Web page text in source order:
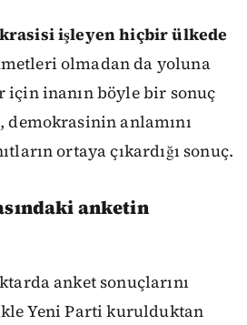
işleyen hiçbir ülkede
olmadan da yoluna
için inanın böyle bir sonuç
demokrasinin anlamını
ortaya çıkardığı sonuç.
anketin
anket sonuçlarını
Yeni Parti kurulduktan